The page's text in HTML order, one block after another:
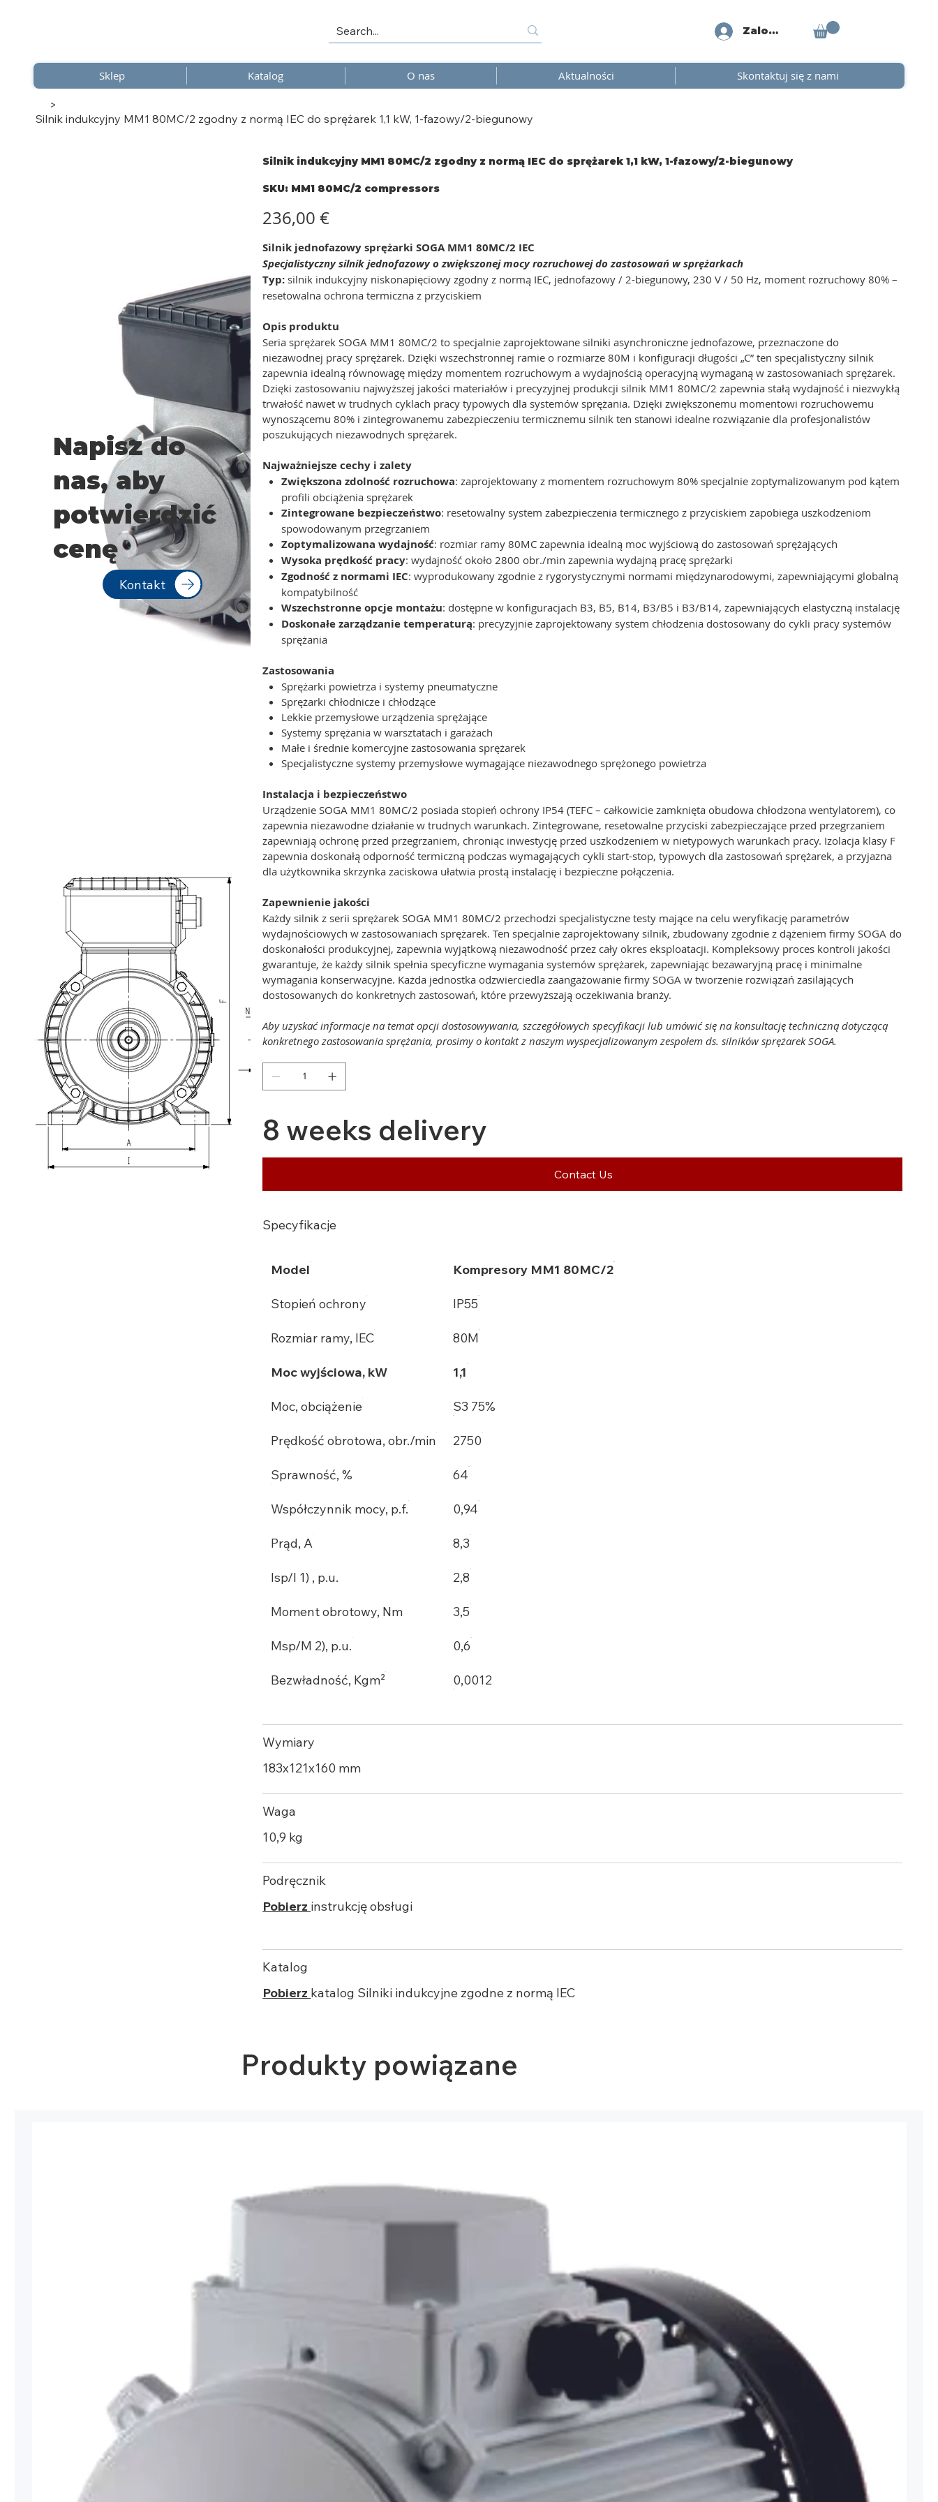
Zaloguj się
Sklep Katalog O nas Aktualności Skontaktuj się z nami
>
Silnik indukcyjny MM1 80MC/2 zgodny z normą IEC do sprężarek 1,1 kW, 1-fazowy/2-biegunowy
Silnik indukcyjny MM1 80MC/2 zgodny z normą IEC do sprężarek 1,1 kW, 1-fazowy/2-biegunowy
SKU: SKU
MM1
MM1 80MC/2 compressors
236,00 €
Silnik jednofazowy sprężarki SOGA MM1 80MC/2 IEC
Specjalistyczny silnik jednofazowy o zwiększonej mocy rozruchowej do zastosowań w sprężarkach
Typ: silnik indukcyjny niskonapięciowy zgodny z normą IEC, jednofazowy / 2-biegunowy, 230 V / 50 Hz, moment rozruchowy 80% –
resetowalna ochrona termiczna z przyciskiem
Opis produktu
Seria sprężarek SOGA MM1 80MC/2 to specjalnie zaprojektowane silniki asynchroniczne jednofazowe, przeznaczone do
niezawodnej pracy sprężarek. Dzięki wszechstronnej ramie o rozmiarze 80M i konfiguracji długości „C” ten specjalistyczny silnik
zapewnia idealną równowagę między momentem rozruchowym a wydajnością operacyjną wymaganą w zastosowaniach sprężarek.
Dzięki zastosowaniu najwyższej jakości materiałów i precyzyjnej produkcji silnik MM1 80MC/2 zapewnia stałą wydajność i niezwykłą
trwałość nawet w trudnych cyklach pracy typowych dla systemów sprężania. Dzięki zwiększonemu momentowi rozruchowemu
wynoszącemu 80% i zintegrowanemu zabezpieczeniu termicznemu silnik ten stanowi idealne rozwiązanie dla profesjonalistów
poszukujących niezawodnych sprężarek.
Najważniejsze cechy i zalety
Zwiększona zdolność rozruchowa: zaprojektowany z momentem rozruchowym 80% specjalnie zoptymalizowanym pod kątem
profili obciążenia sprężarek
Zintegrowane bezpieczeństwo: resetowalny system zabezpieczenia termicznego z przyciskiem zapobiega uszkodzeniom
spowodowanym przegrzaniem
Zoptymalizowana wydajność: rozmiar ramy 80MC zapewnia idealną moc wyjściową do zastosowań sprężających
Wysoka prędkość pracy: wydajność około 2800 obr./min zapewnia wydajną pracę sprężarki
Zgodność z normami IEC: wyprodukowany zgodnie z rygorystycznymi normami międzynarodowymi, zapewniającymi globalną
kompatybilność
Wszechstronne opcje montażu: dostępne w konfiguracjach B3, B5, B14, B3/B5 i B3/B14, zapewniających elastyczną instalację
Doskonałe zarządzanie temperaturą: precyzyjnie zaprojektowany system chłodzenia dostosowany do cykli pracy systemów
sprężania
Zastosowania
Sprężarki powietrza i systemy pneumatyczne
Sprężarki chłodnicze i chłodzące
Lekkie przemysłowe urządzenia sprężające
Systemy sprężania w warsztatach i garażach
Małe i średnie komercyjne zastosowania sprężarek
Specjalistyczne systemy przemysłowe wymagające niezawodnego sprężonego powietrza
Instalacja i bezpieczeństwo
Urządzenie SOGA MM1 80MC/2 posiada stopień ochrony IP54 (TEFC – całkowicie zamknięta obudowa chłodzona wentylatorem), co
zapewnia niezawodne działanie w trudnych warunkach. Zintegrowane, resetowalne przyciski zabezpieczające przed przegrzaniem
zapewniają ochronę przed przegrzaniem, chroniąc inwestycję przed uszkodzeniem w nietypowych warunkach pracy. Izolacja klasy F
zapewnia doskonałą odporność termiczną podczas wymagających cykli start-stop, typowych dla zastosowań sprężarek, a przyjazna
dla użytkownika skrzynka zaciskowa ułatwia prostą instalację i bezpieczne połączenia.
Zapewnienie jakości
Każdy silnik z serii sprężarek SOGA MM1 80MC/2 przechodzi specjalistyczne testy mające na celu weryfikację parametrów
wydajnościowych w zastosowaniach sprężarek. Ten specjalnie zaprojektowany silnik, zbudowany zgodnie z dążeniem firmy SOGA do
doskonałości produkcyjnej, zapewnia wyjątkową niezawodność przez cały okres eksploatacji. Kompleksowy proces kontroli jakości
gwarantuje, że każdy silnik spełnia specyficzne wymagania systemów sprężarek, zapewniając bezawaryjną pracę i minimalne
wymagania konserwacyjne. Każda jednostka odzwierciedla zaangażowanie firmy SOGA w tworzenie rozwiązań zasilających
dostosowanych do konkretnych zastosowań, które przewyższają oczekiwania branży.
Aby uzyskać informacje na temat opcji dostosowywania, szczegółowych specyfikacji lub umówić się na konsultację techniczną dotyczącą
konkretnego zastosowania sprężania, prosimy o kontakt z naszym wyspecjalizowanym zespołem ds. silników sprężarek SOGA.
8 weeks delivery
Contact Us
Specyfikacje
Model Kompresory MM1 80MC/2
Stopień ochrony IP55
Rozmiar ramy, IEC 80M
Moc wyjściowa, kW 1,1
Moc, obciążenie S3 75%
Prędkość obrotowa, obr./min 2750
Sprawność, % 64
Współczynnik mocy, p.f. 0,94
Prąd, A 8,3
Isp/I 1) , p.u. 2,8
Moment obrotowy, Nm 3,5
Msp/M 2), p.u. 0,6
Bezwładność, Kgm² 0,0012
Wymiary
183х121x160 mm
Waga
10,9 kg
Podręcznik
Pobierz instrukcję obsługi
Katalog
Pobierz katalog Silniki indukcyjne zgodne z normą IEC
Napisz do
nas, aby
potwierdzić
cenę
Kontakt
Produkty powiązane